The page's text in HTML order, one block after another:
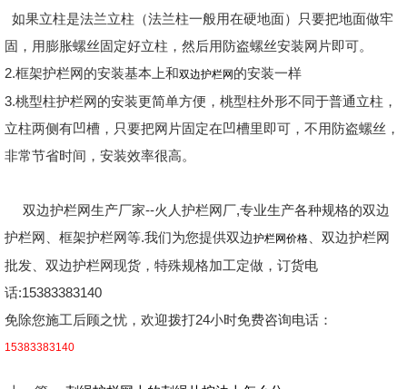
如果立柱是法兰立柱（法兰柱一般用在硬地面）只要把地面做牢
固，用膨胀螺丝固定好立柱，然后用防盗螺丝安装网片即可。
2.框架护栏网的安装基本上和双边护栏网的安装一样
3.桃型柱护栏网的安装更简单方便，桃型柱外形不同于普通立柱，
立柱两侧有凹槽，只要把网片固定在凹槽里即可，不用防盗螺丝，
非常节省时间，安装效率很高。
双边护栏网生产厂家--火人护栏网厂,专业生产各种规格的双边
护栏网、框架护栏网等.我们为您提供双边护栏网价格
、双边护栏网
批发、双边护栏网现货，特殊规格加工定做，订货电
话:15383383140
免除您施工后顾之忧，欢迎拨打24小时免费咨询电话：
15383383140